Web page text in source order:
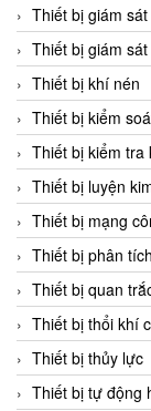
Chromalox
ChuanYi
CIC
Clage
Clake Fololo
Clark Cooper
CMC
Coax Valves Inc
Codel
Cofimco
Coltraco
Comat Releco
Thiết bị giám sát
Thiết bị giám
Thiết bị khí nén
Thiết bị kiểm
Thiết bị kiểm tra
Thiết bị luyện
Thiết bị mạng
Thiết bị phân
Thiết bị quan
Thiết bị thổi khí
Thiết bị thủy lực
Thiết bị tự động